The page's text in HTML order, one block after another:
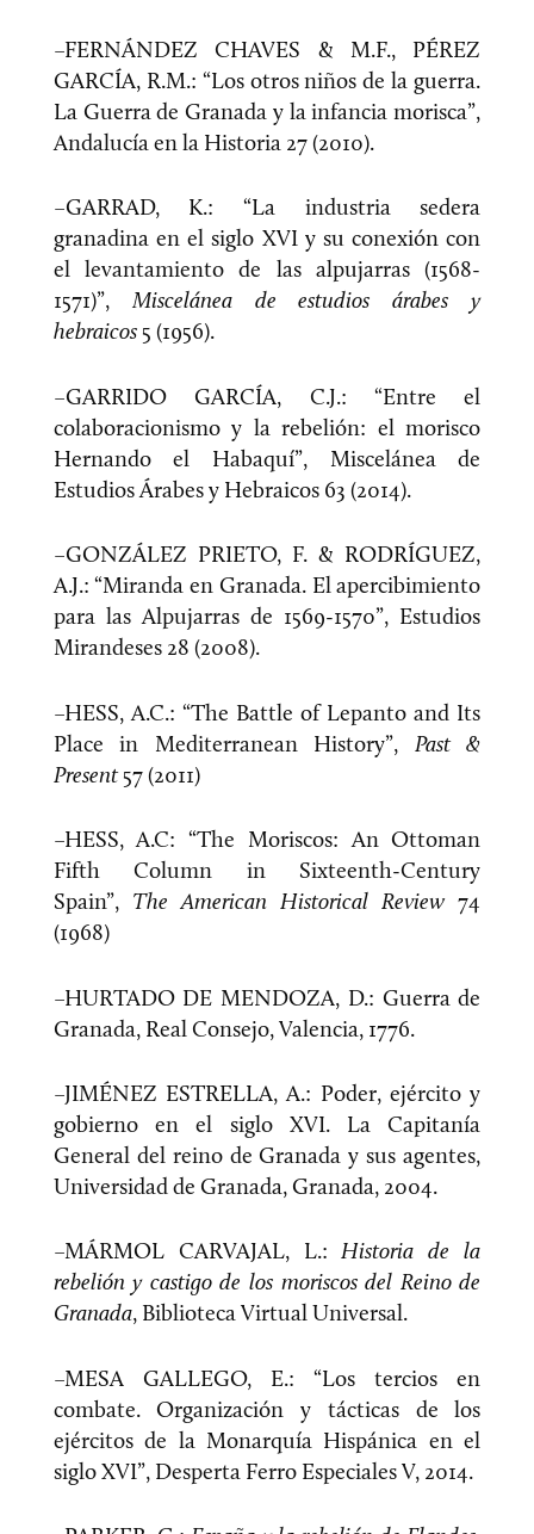
–FERNÁNDEZ CHAVES & M.F., PÉREZ
GARCÍA, R.M.: “Los otros niños de la guerra.
La Guerra de Granada y la infancia morisca”,
Andalucía en la Historia 27 (2010).
–GARRAD, K.: “La industria sedera
granadina en el siglo XVI y su conexión con
el levantamiento de las alpujarras (1568-
1571)”, Miscelánea de estudios árabes y
hebraicos5 (1956).
–GARRIDO GARCÍA, C.J.: “Entre el
colaboracionismo y la rebelión: el morisco
Hernando el Habaquí”, Miscelánea de
Estudios Árabes y Hebraicos 63 (2014).
–GONZÁLEZ PRIETO, F. & RODRÍGUEZ,
A.J.: “Miranda en Granada. El apercibimiento
para las Alpujarras de 1569-1570”, Estudios
Mirandeses 28 (2008).
–HESS, A.C.: “The Battle of Lepanto and Its
Place in Mediterranean History”, Past &
Present57 (2011)
–HESS, A.C: “The Moriscos: An Ottoman
Fifth Column in Sixteenth-Century
Spain”, The American Historical Review74
(1968)
–HURTADO DE MENDOZA, D.: Guerra de
Granada, Real Consejo, Valencia, 1776.
–JIMÉNEZ ESTRELLA, A.: Poder, ejército y
gobierno en el siglo XVI. La Capitanía
General del reino de Granada y sus agentes,
Universidad de Granada, Granada, 2004.
–MÁRMOL CARVAJAL, L.:Historia de la
rebelión y castigo de los moriscos del Reino de
Granada, Biblioteca Virtual Universal.
–MESA GALLEGO, E.: “Los tercios en
combate. Organización y tácticas de los
ejércitos de la Monarquía Hispánica en el
siglo XVI”, Desperta Ferro Especiales V, 2014.